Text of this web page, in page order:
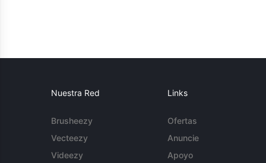
Nuestra Red
Brusheezy
Vecteezy
Videezy
Links
Ofertas
Anuncie
Apoyo